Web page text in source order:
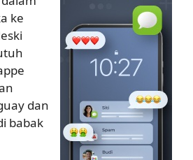
ke
dan
babak